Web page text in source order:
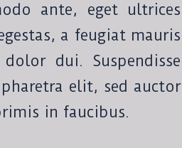
ante, eget ultrices
a feugiat mauris
dui. Suspendisse
elit, sed auctor
in faucibus.